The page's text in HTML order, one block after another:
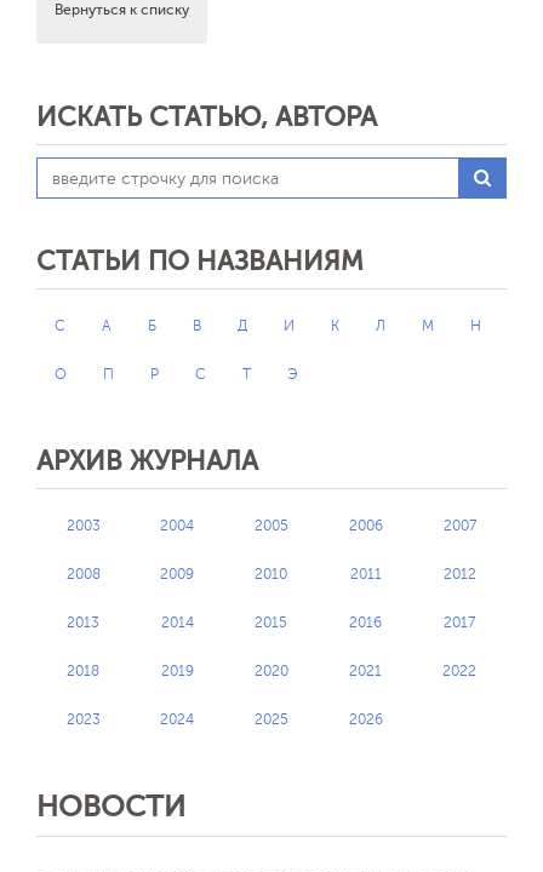
Вернуться к списку
ИСКАТЬ СТАТЬЮ, АВТОРА
СТАТЬИ ПО НАЗВАНИЯМ
C А Б В Д И К Л М Н
О П Р С Т Э
АРХИВ ЖУРНАЛА
2003 2004 2005 2006 2007
2008 2009 2010 2011 2012
2013 2014 2015 2016 2017
2018 2019 2020 2021 2022
2023 2024 2025 2026
НОВОСТИ